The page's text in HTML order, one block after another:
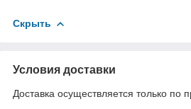
Скрыть
Условия доставки
Доставка осуществляется только по